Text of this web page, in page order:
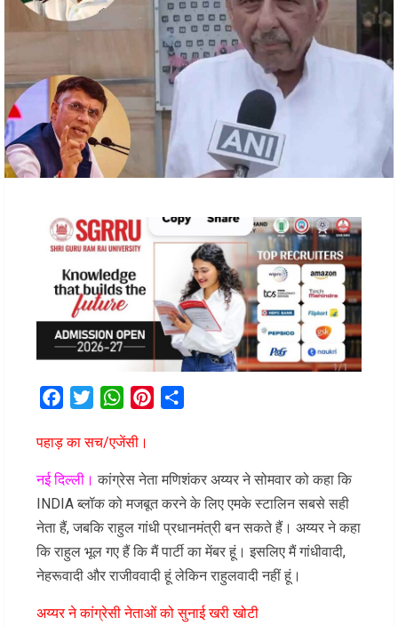
FacebookTwitterWhatsAppPinterest
पहाड़ का सच/एजेंसी।
नई दिल्ली।कांग्रेस नेता मणिशंकर अय्यर ने सोमवार को कहा कि
INDIA ब्लॉक को मजबूत करने के लिए एमके स्टालिन सबसे सही
नेता हैं, जबकि राहुल गांधी प्रधानमंत्री बन सकते हैं। अय्यर ने कहा
कि राहुल भूल गए हैं कि मैं पार्टी का मेंबर हूं। इसलिए मैं गांधीवादी,
नेहरूवादी और राजीववादी हूं लेकिन राहुलवादी नहीं हूं।
अय्यर ने कांग्रेसी नेताओं को सुनाई खरी खोटी